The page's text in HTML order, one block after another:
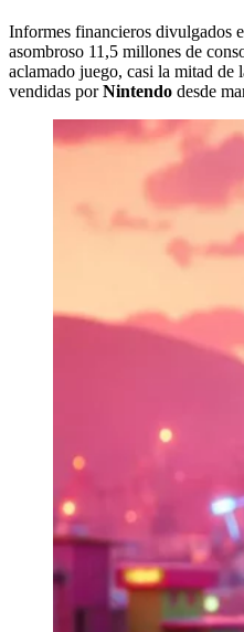
Informes financieros divulgados
asombroso 11,5 millones de
aclamado juego, casi la mitad de
vendidas porNintendo desde